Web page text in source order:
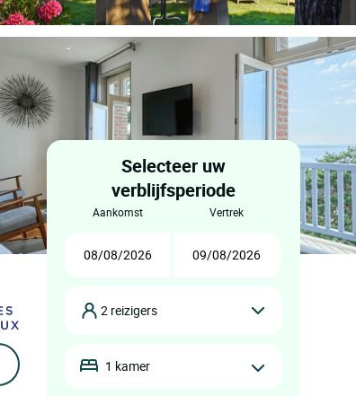
Selecteer uw
verblijfsperiode
aankomst vertrek
2 reizigers
1 kamer